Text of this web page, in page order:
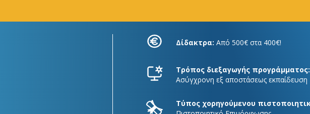
Δίδακτρα: Από 500€ στα 400€!
Τρόπος διεξαγωγής προγράμματος:
Ασύγχρονη εξ αποστάσεως εκπαίδευση
Τύπος χορηγούμενου